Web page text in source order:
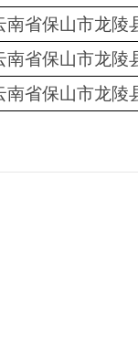
南省保山市龙陵
南省保山市龙陵
南省保山市龙陵